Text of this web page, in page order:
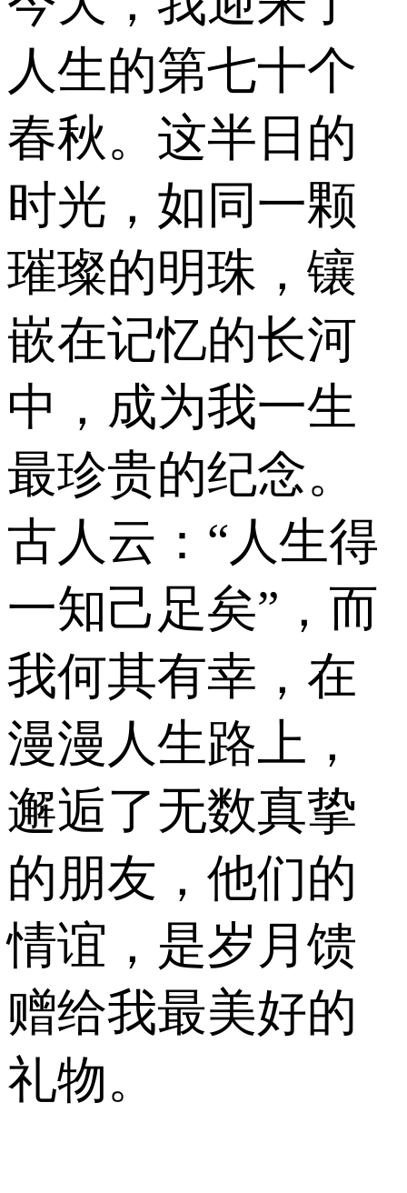
人生的第七十个
春秋。这半日的
时光，如同一颗
璀璨的明珠，镶
嵌在记忆的长河
中，成为我一生
最珍贵的纪念。
古人云：“人生得
一知己足矣”，而
我何其有幸，在
漫漫人生路上，
邂逅了无数真挚
的朋友，他们的
情谊，是岁月馈
赠给我最美好的
礼物。